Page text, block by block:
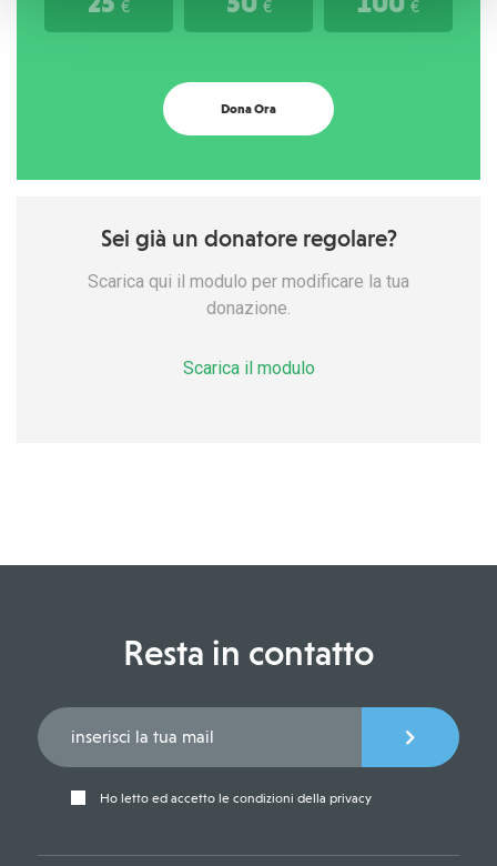
€ € €
Dona Ora
Sei già un donatore regolare?
Scarica qui il modulo per modificare la tua
donazione.
Scarica il modulo
Resta in contatto
Ho letto ed accetto le condizioni della privacy